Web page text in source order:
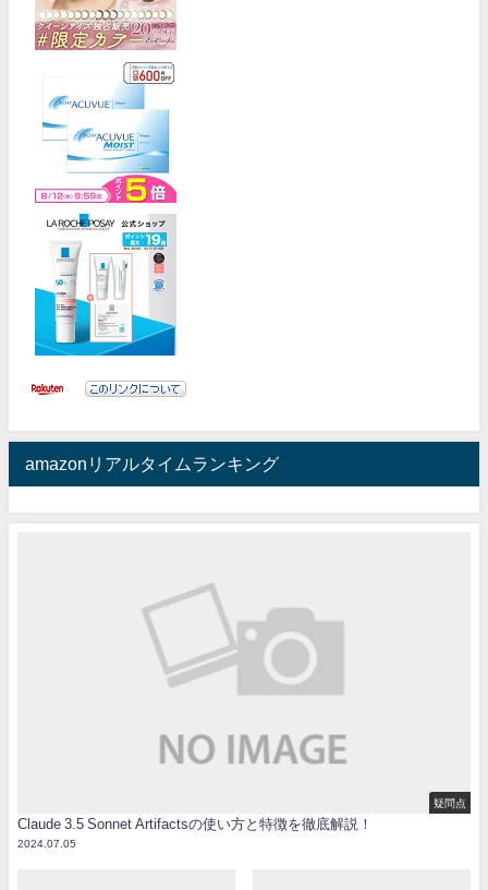
amazonリアルタイムランキング
疑問点
Claude 3.5 Sonnet Artifactsの使い方と特徴を徹底解説！
2024.07.05